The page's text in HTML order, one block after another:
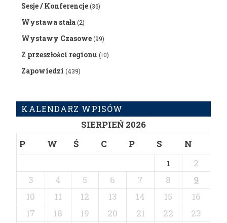
Sesje / Konferencje(36)
Wystawa stała(2)
Wystawy Czasowe(99)
Z przeszłości regionu(10)
Zapowiedzi (439)
KALENDARZ WPISÓW
SIERPIEŃ 2026
P
W Ś C P S N
1
2
3
4 5 6 7 8
9
10
11 12 13 14 15
16
17
18 19 20 21 22
23